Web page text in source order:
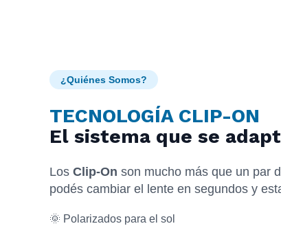
¿Quiénes Somos?
TECNOLOGÍA CLIP-ON
El sistema que se
Los Clip-On son mucho más que un par
podés cambiar el lente en segundos y
🌞 Polarizados para el sol